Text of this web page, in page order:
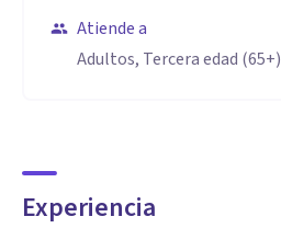
Atiende a
Adultos, Tercera edad (65+)
Experiencia